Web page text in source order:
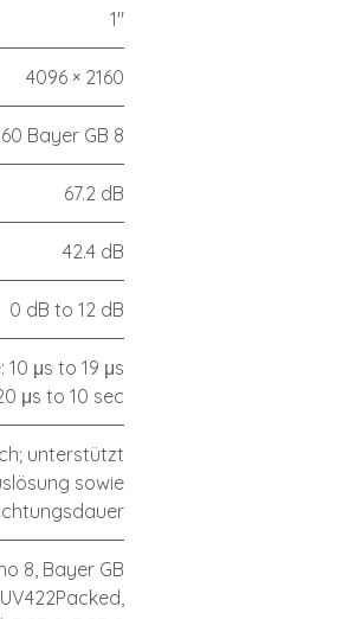
1"
4096 × 2160
Bayer GB 8
67.2 dB
42.4 dB
0 dB to 12 dB
μs to 19 μs
μs to 10 sec
unterstützt
sowie
8, Bayer GB